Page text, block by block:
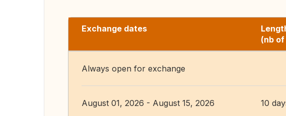
Exchange dates
(nb
Always open for exchange
August 01, 2026 - August 15, 2026 10